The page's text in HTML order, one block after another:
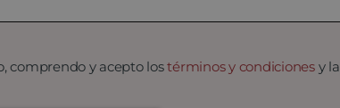
comprendo y acepto lostérminos y condicionesy la